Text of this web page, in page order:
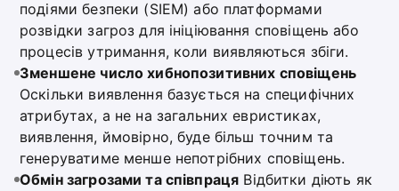
подіями безпеки (SIEM) або платформами
розвідки загроз для ініціювання сповіщень або
процесів утримання, коли виявляються збіги.
Зменшене число хибнопозитивних сповіщень
Оскільки виявлення базується на специфічних
атрибутах, а не на загальних евристиках,
виявлення, ймовірно, буде більш точним та
генеруватиме менше непотрібних сповіщень.
Обмін загрозами та співпраця Відбитки діють як